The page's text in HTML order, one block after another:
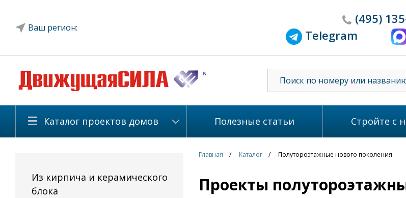
Ваш регион:
(495)
Telegram
Каталог проектов домов Полезные статьи Стройте с
Из кирпича и керамического
блока
Главная Каталог Полутороэтажные нового поколения
Проекты